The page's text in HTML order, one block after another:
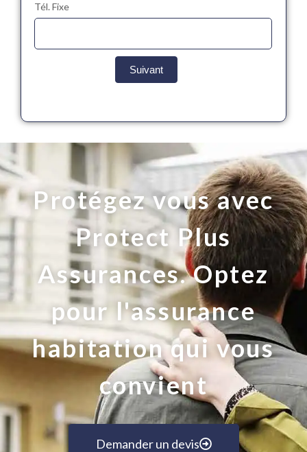
Tél. Fixe
Protégez vous avec
Protect Plus
Assurances. Optez
pour l'assurance
habitation qui vous
convient
Demander un devis